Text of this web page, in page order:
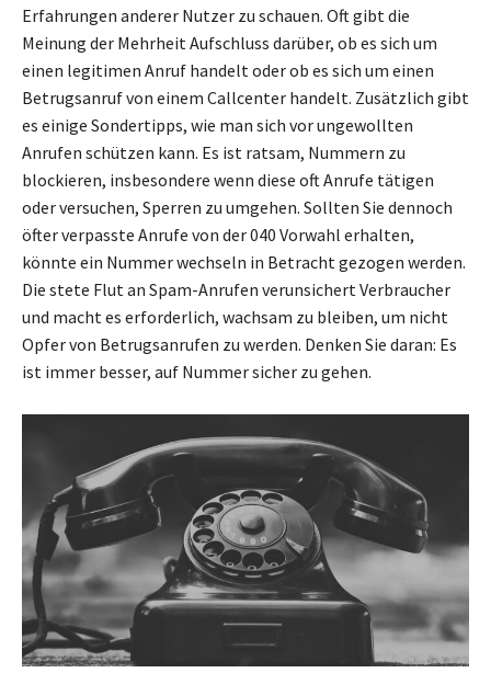
Erfahrungen anderer Nutzer zu schauen. Oft gibt die
Meinung der Mehrheit Aufschluss darüber, ob es sich um
einen legitimen Anruf handelt oder ob es sich um einen
Betrugsanruf von einem Callcenter handelt. Zusätzlich gibt
es einige Sondertipps, wie man sich vor ungewollten
Anrufen schützen kann. Es ist ratsam, Nummern zu
blockieren, insbesondere wenn diese oft Anrufe tätigen
oder versuchen, Sperren zu umgehen. Sollten Sie dennoch
öfter verpasste Anrufe von der 040 Vorwahl erhalten,
könnte ein Nummer wechseln in Betracht gezogen werden.
Die stete Flut an Spam-Anrufen verunsichert Verbraucher
und macht es erforderlich, wachsam zu bleiben, um nicht
Opfer von Betrugsanrufen zu werden. Denken Sie daran: Es
ist immer besser, auf Nummer sicher zu gehen.